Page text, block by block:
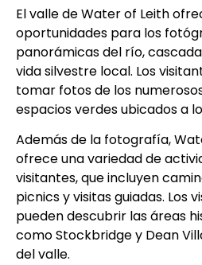
El valle de Water of Leith
oportunidades para los
panorámicas del río,
vida silvestre local. Los
tomar fotos de los
espacios verdes ubicados a
Además de la fotografía,
ofrece una variedad de
visitantes, que incluyen
picnics y visitas guiadas. Los
pueden descubrir las áreas
como Stockbridge y Dean
del valle.